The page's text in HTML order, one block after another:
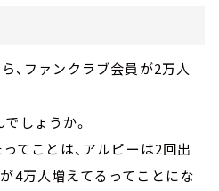
、ファンクラブ会員が2万人
しょうか。
てことは、アルピーは2回出
4万人増えてるってことにな